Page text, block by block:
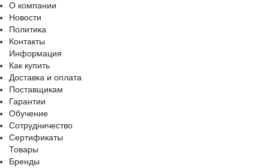
О компании
Новости
Политика
Контакты
Информация
Как купить
Доставка и оплата
Поставщикам
Гарантии
Обучение
Сотрудничество
Сертификаты
Товары
Бренды